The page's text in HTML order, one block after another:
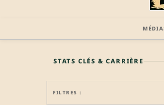
🔒 PROFIL PRO
STATS CLÉS & CARRIÈRE
FILTRES :